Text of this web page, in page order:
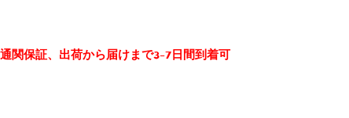
関保証、出荷から届けまで3-7日間到着可